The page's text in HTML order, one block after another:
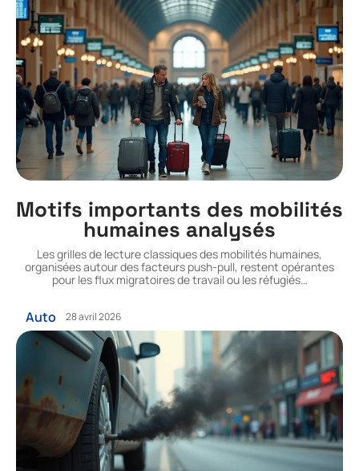
Motifs importants des mobilités
humaines analysés
Les grilles de lecture classiques des mobilités humaines,
organisées autour des facteurs push-pull, restent opérantes
pour les flux migratoires de travail ou les réfugiés…
Auto 28 avril 2026